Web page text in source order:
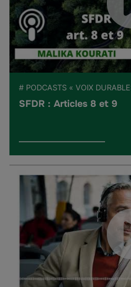
# PODCASTS « VOIX
SFDR : Articles 8 et 9